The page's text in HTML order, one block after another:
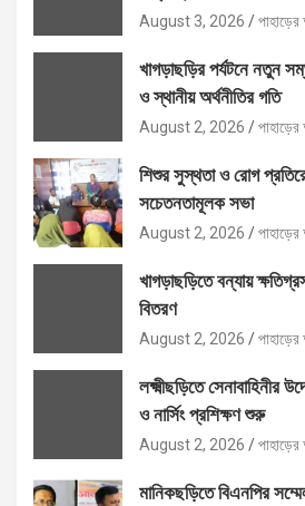
বিতরণ
August 3, 2026
খাগড়াছড়ির পর্যটনে নতুন
ও স্থানীয় অর্থনীতির গতি
August 2, 2026
শিশুর সুস্থতা ও রোগ
সচেতনতামূলক সভা
August 2, 2026
খাগড়াছড়িতে বন্যায়
বিতরণ
August 2, 2026
লক্ষ্মীছড়িতে সেনাবাহিনীর
ও নার্সিং প্রশিক্ষণ শুরু
August 2, 2026
মানিকছড়িতে বিএনপির